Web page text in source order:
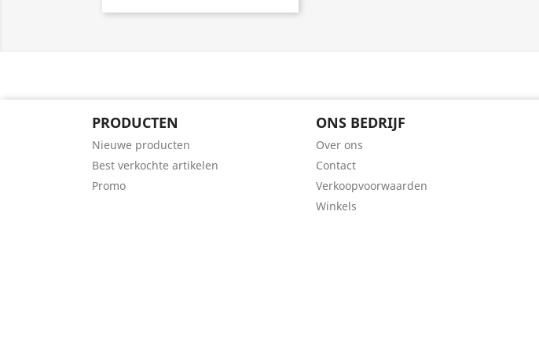
PRODUCTEN
Nieuwe producten
Best verkochte artikelen
Promo
ONS BEDRIJF
Over ons
Contact
Verkoopvoorwaarden
Winkels